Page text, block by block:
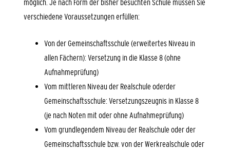
möglich. Je nach Form der bisher besuchten Schule müssen Sie
verschiedene Voraussetzungen erfüllen:
Von der Gemeinschaftsschule (erweitertes Niveau in
allen Fächern): Versetzung in die Klasse 8 (ohne
Aufnahmeprüfung)
Vom mittleren Niveau der Realschule oderder
Gemeinschaftsschule: Versetzungszeugnis in Klasse 8
(je nach Noten mit oder ohne Aufnahmeprüfung)
Vom grundlegendem Niveau der Realschule oder der
Gemeinschaftsschule bzw. von der Werkrealschule oder